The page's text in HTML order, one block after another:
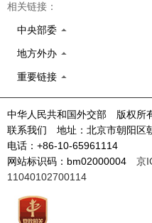
相关链接：
中央部委
地方外办
重要链接
中华人民共和国外交部 版权所
联系我们 地址：北京市朝阳
电话：+86-10-65961114
网站标识码：bm02000004 京
11040102700114